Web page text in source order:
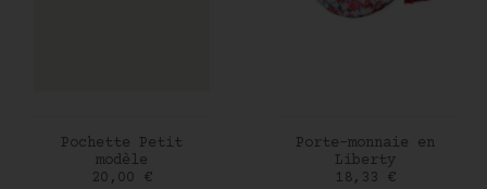
AJOUTER AU PANIER
Pochette Petit
modèle
Prix
20,00 €
AJOUTER AU PANIER
Porte-monnaie en
Liberty
Prix
18,33 €